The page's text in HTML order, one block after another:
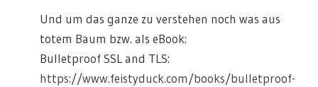
Und um das ganze zu verstehen noch was aus
totem Baum bzw. als eBook:
Bulletproof SSL and TLS:
https://www.feistyduck.com/books/bulletproof-